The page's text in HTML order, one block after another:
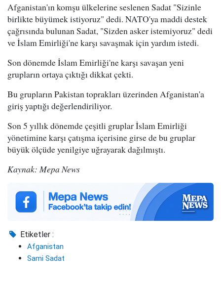
Afganistan'ın komşu ülkelerine seslenen Sadat "Sizinle
birlikte büyümek istiyoruz" dedi. NATO'ya maddi destek
çağrısında bulunan Sadat, "Sizden asker istemiyoruz" dedi
ve İslam Emirliği'ne karşı savaşmak için yardım istedi.
Son dönemde İslam Emirliği'ne karşı savaşan yeni
grupların ortaya çıktığı dikkat çekti.
Bu grupların Pakistan toprakları üzerinden Afganistan'a
giriş yaptığı değerlendiriliyor.
Son 5 yıllık dönemde çeşitli gruplar İslam Emirliği
yönetimine karşı çatışma içerisine girse de bu gruplar
büyük ölçüde yenilgiye uğrayarak dağılmıştı.
Kaynak: Mepa News
Etiketler :
Afganistan
Sami Sadat